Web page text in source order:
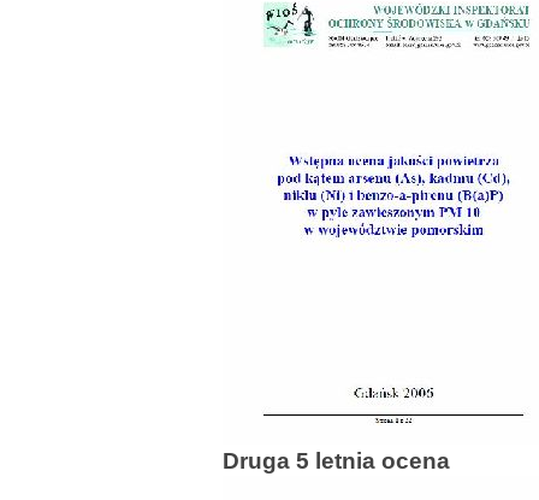
Druga 5 letnia ocena